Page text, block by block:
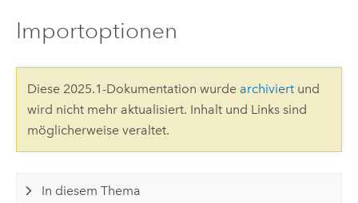
Importoptionen
Diese 2025.1-Dokumentation wurde archiviertund
wird nicht mehr aktualisiert. Inhalt und Links sind
möglicherweise veraltet.
In diesem Thema